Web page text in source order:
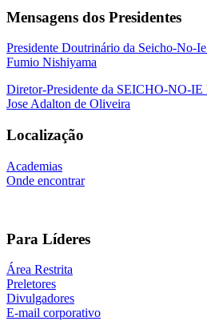
Mensagens dos Presidentes
Presidente Doutrinário da Seicho-No-
Fumio Nishiyama
Diretor-Presidente da SEICHO-NO-
Jose Adalton de Oliveira
Localização
Academias
Onde encontrar
Para Líderes
Área Restrita
Preletores
Divulgadores
E-mail corporativo